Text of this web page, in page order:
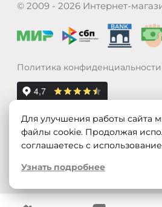
© 2009 - 2026 Интернет-
Политика конфиденциальности
Для улучшения работы сайта
файлы cookie. Продолжая
соглашаетесь с
Узнать подробнее